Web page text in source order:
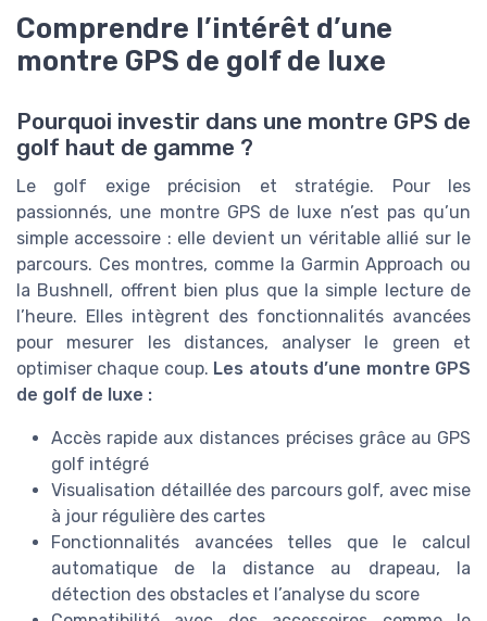
Comprendre l’intérêt d’une
montre GPS de golf de luxe
Pourquoi investir dans une montre GPS de
golf haut de gamme ?
Le golf exige précision et stratégie. Pour les
passionnés, une montre GPS de luxe n’est pas qu’un
simple accessoire : elle devient un véritable allié sur le
parcours. Ces montres, comme la Garmin Approach ou
la Bushnell, offrent bien plus que la simple lecture de
l’heure. Elles intègrent des fonctionnalités avancées
pour mesurer les distances, analyser le green et
optimiser chaque coup. Les atouts d’une montre GPS
de golf de luxe :
Accès rapide aux distances précises grâce au GPS
golf intégré
Visualisation détaillée des parcours golf, avec mise
à jour régulière des cartes
Fonctionnalités avancées telles que le calcul
automatique de la distance au drapeau, la
détection des obstacles et l’analyse du score